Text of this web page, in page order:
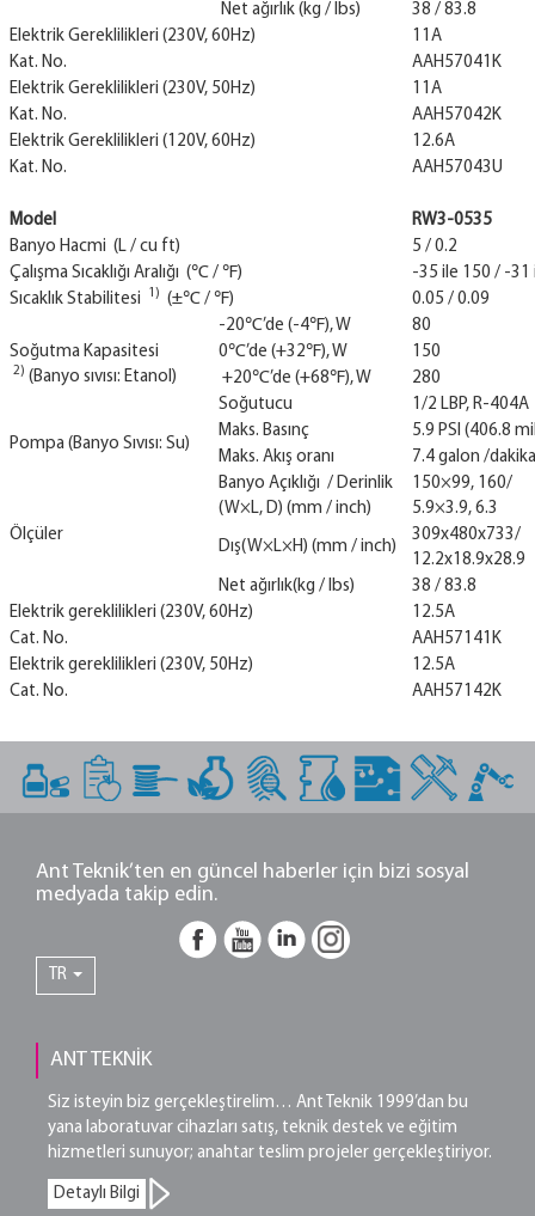
Net ağırlık (kg / lbs)
38 / 83.8
Elektrik Gereklilikleri (230V, 60Hz)
11A
Kat. No.
AAH57041K
Elektrik Gereklilikleri (230V, 50Hz)
11A
Kat. No.
AAH57042K
Elektrik Gereklilikleri (120V, 60Hz)
12.6A
Kat. No.
AAH57043U
Model
RW3-0535
Banyo Hacmi (L / cu ft)
5 / 0.2
Çalışma Sıcaklığı Aralığı (℃ / ℉)
-35 ile 150 / -31
Sıcaklık Stabilitesi
1) (±℃ / ℉) 0.05 / 0.09
Soğutma Kapasitesi
2) (Banyo sıvısı: Etanol)
-20℃’de (-4℉), W
80
0℃’de (+32℉), W
150
+20℃’de (+68℉), W
280
Soğutucu
1/2 LBP, R-404A
Pompa (Banyo Sıvısı: Su)
Maks. Basınç
5.9 PSI (406.8
Maks. Akış oranı
7.4 galon /
Ölçüler
Banyo Açıklığı / Derinlik
(W×L, D) (mm / inch)
150×99, 160/
5.9×3.9, 6.3
Dış(W×L×H) (mm / inch)
309x480x733/
12.2x18.9x28.9
Net ağırlık(kg / lbs)
38 / 83.8
Elektrik gereklilikleri (230V, 60Hz)
12.5A
Cat. No.
AAH57141K
Elektrik gereklilikleri (230V, 50Hz)
12.5A
Cat. No.
AAH57142K
Ant Teknik’ten en güncel haberler için bizi sosyal
medyada takip edin.
TR
ANT TEKNİK
Siz isteyin biz gerçekleştirelim… Ant Teknik 1999’dan bu
yana laboratuvar cihazları satış, teknik destek ve eğitim
hizmetleri sunuyor; anahtar teslim projeler gerçekleştiriyor.
Detaylı Bilgi